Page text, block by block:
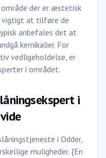
der er æstetisk
at tilføre de
anbefales det at
kemikalier. For
vedligeholdelse, er
i området.
i
i Odder,
muligheder. {En